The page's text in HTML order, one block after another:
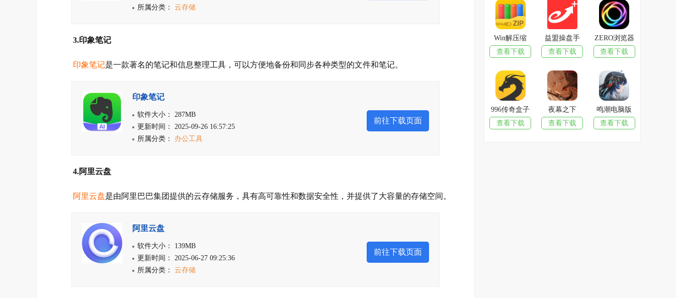
所属分类： 云存储
3.印象笔记
印象笔记是一款著名的笔记和信息整理工具，可以方便地备份和同步各种类型的文件和笔记。
印象笔记
软件大小： 287MB
更新时间： 2025-09-26 16:57:25
所属分类： 办公工具
前往下载页面
4.阿里云盘
阿里云盘是由阿里巴巴集团提供的云存储服务，具有高可靠性和数据安全性，并提供了大容量的存储空间。
阿里云盘
软件大小： 139MB
更新时间： 2025-06-27 09:25:36
所属分类： 云存储
前往下载页面
Win解压缩
查看下载
益盟操盘手
查看下载
ZERO浏览器
查看下载
996传奇盒子
查看下载
夜幕之下
查看下载
鸣潮电脑版
查看下载